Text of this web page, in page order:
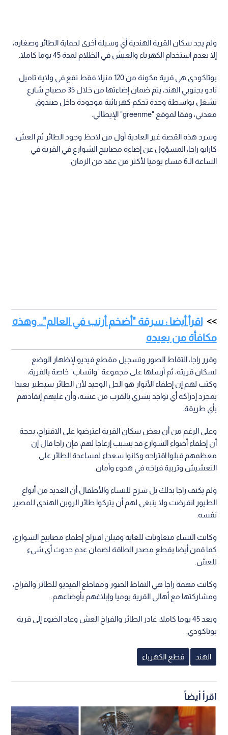
ولم يجد سكان القرية الهندية أي وسيلة أخرى لحماية الطائر وصغاره،
إلا بعدم استخدام الكهرباء والعيش في الظلام لمدة 45 يوما كاملا.
بوتاكودي هي قرية مكونة من 120 منزلا فقط تقع في ولاية تاميل
نادو بجنوبي الهند، يتم ضمان إضاءتها من خلال 35 مصباح شارع
تشغل بواسطة وحدة تحكم كهربائية موجودة داخل صندوق
معدني، وفقا لموقع "greenme" الإيطالي.
وسرد هذه القصة غير العادية أول من لاحظ وجود الطائر ثم العش،
كارابو راجا، المسؤول عن إضاءة مصابيح الشوارع في القرية في
الساعة الـ6 مساء يوميا لأكثر من عقد من الزمان.
اقرأ أيضا : سرقة "أضخم أرنب في العالم".. وهذه
مكافأة من يعيده
وقرر راجا، التقاط الصور وتسجيل مقطع فيديو لإظهار الوضع
لسكان قريته، ثم أرسلها على مجموعة "واتساب" خاصة بالقرية،
وكتب لهم إن إطفاء الأنوار هو الحل الوحيد لأن الطائر سيطير بعيدا
بمجرد إدراكه أي تواجد بشري بالقرب من عشه، وأن عليهم إنقاذهم
بأي طريقة.
وعلى الرغم من أن بعض سكان القرية اعترضوا على الاقتراح، بحجة
أن إطفاء أضواء الشوارع قد يسبب إزعاجا لهم، فإن راجا قال إن
معظمهم قبلوا اقتراحه وكانوا سعداء لمساعدة الطائر على
التعشيش وتربية فراخه في هدوء وأمان.
ولم يكتف راجا بذلك بل شرح للنساء والأطفال أن العديد من أنواع
الطيور انقرضت ولا ينبغي لهم أن يتركوا طائر الروبن الهندي للمصير
نفسه.
وكانت النساء متعاونات للغاية وقبلن اقتراح إطفاء مصابيح الشوارع،
كما قمن أيضا بقطع مصدر الطاقة لضمان عدم حدوث أي شيء
للعش.
وكانت مهمة راجا هي التقاط الصور ومقاطع الفيديو للطائر والفراخ،
ومشاركتها مع أهالي القرية يوميا وإبلاغهم بأوضاعهم.
وبعد 45 يوما كاملا، غادر الطائر والفراخ العش وعاد الضوء إلى قرية
بوتاكودي.
الهند قطع الكهرباء
اقرأ أيضاً